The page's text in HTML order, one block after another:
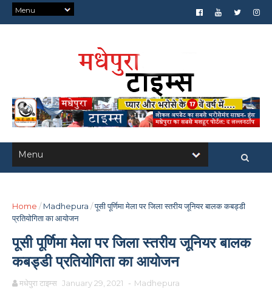
Home / Madhepura /पूसी पूर्णिमा मेला पर जिला स्तरीय जूनियर बालक कबड्डी
प्रतियोगिता का आयोजन
पूसी पूर्णिमा मेला पर जिला स्तरीय जूनियर बालक
कबड्डी प्रतियोगिता का आयोजन
मधेपुरा टाइम्स January 29, 2021 - Madhepura